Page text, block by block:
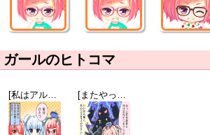
ガールのヒトコマ